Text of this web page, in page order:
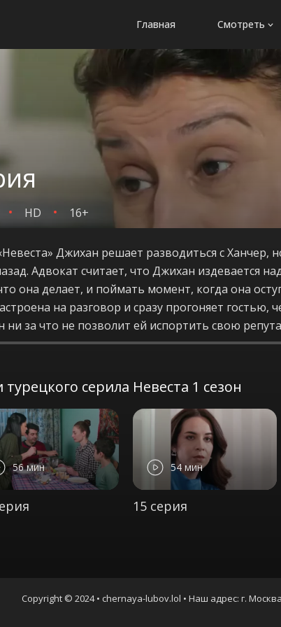
Главная Смотреть
HD 16+
Джихан решает разводиться с
Адвокат считает, что Джихан издевается
она делает, и поймать момент, когда она
на разговор и сразу прогоняет
ни за что не позволит ей испортить свою
серила Невеста 1 сезон
56 мин 54 мин
15 серия
Copyright © 2024 • chernaya-lubov.lol • Наш адрес: г.